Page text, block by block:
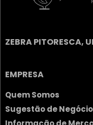
ZEBRA PITORESCA,
EMPRESA
Quem Somos
Sugestão de Negócio